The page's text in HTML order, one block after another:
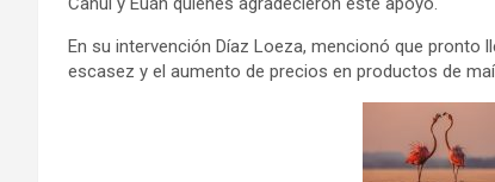
En su intervención Díaz Loeza, mencionó que pronto
escasez y el aumento de precios en productos de